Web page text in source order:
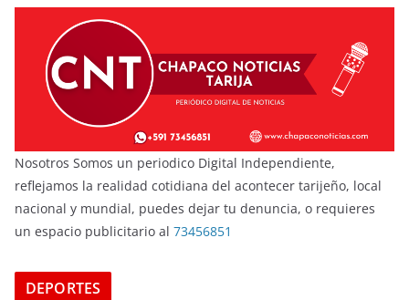
Nosotros Somos un periodico Digital Independiente,
reflejamos la realidad cotidiana del acontecer tarijeño, local
nacional y mundial, puedes dejar tu denuncia, o requieres
un espacio publicitario al 73456851
DEPORTES